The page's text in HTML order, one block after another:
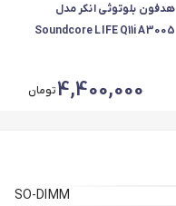
هدفون بلوتوثی انکر مدل
Soundcore LIFE Q11i A3005
4,400,000تومان
SO-DIMM